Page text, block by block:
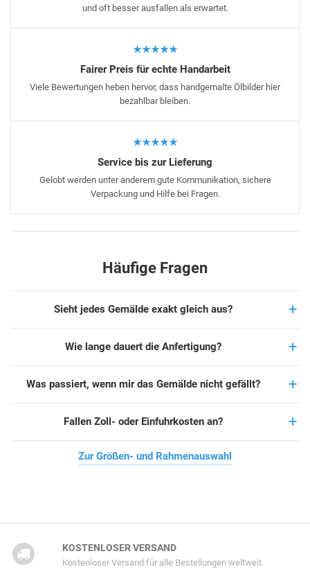
und oft besser ausfallen als erwartet.
★★★★★
Fairer Preis für echte Handarbeit
Viele Bewertungen heben hervor, dass handgemalte Ölbilder hier
bezahlbar bleiben.
★★★★★
Service bis zur Lieferung
Gelobt werden unter anderem gute Kommunikation, sichere
Verpackung und Hilfe bei Fragen.
Häufige Fragen
Sieht jedes Gemälde exakt gleich aus?
Wie lange dauert die Anfertigung?
Was passiert, wenn mir das Gemälde nicht gefällt?
Fallen Zoll- oder Einfuhrkosten an?
Zur Größen- und Rahmenauswahl
KOSTENLOSER VERSAND
Kostenloser Versand für alle Bestellungen weltweit.